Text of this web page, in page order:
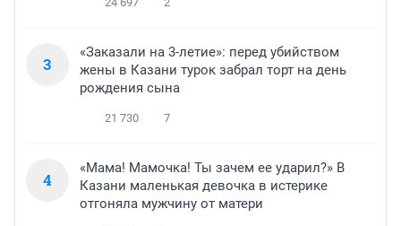
3
«Заказали на 3-летие»: перед убийством
жены в Казани турок забрал торт на день
рождения сына
21 730 7
4
«Мама! Мамочка! Ты зачем ее ударил?» В
Казани маленькая девочка в истерике
отгоняла мужчину от матери